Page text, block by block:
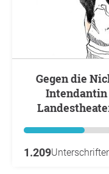
Gegen die Nichtverlängerung der
Intendantin
1.209